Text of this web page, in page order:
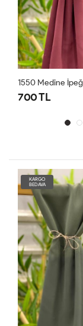
İpeği Şal Gül
KARGO
BEDAVA